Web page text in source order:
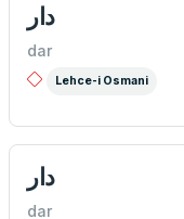
دار
dar
Lehce-i Osmani
دار
dar